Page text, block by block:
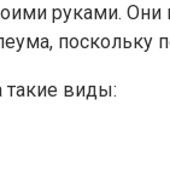
руками. Они
такие виды: